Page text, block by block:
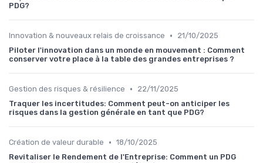
PDG?
Innovation & nouveaux relais de croissance •
21/10/2025
Piloter l'innovation dans un monde en mouvement : Comment
conserver votre place à la table des grandes entreprises ?
Gestion des risques & résilience •
22/11/2025
Traquer les incertitudes: Comment peut-on anticiper les
risques dans la gestion générale en tant que PDG?
Création de valeur durable • 18/10/2025
Revitaliser le Rendement de l'Entreprise: Comment un PDG